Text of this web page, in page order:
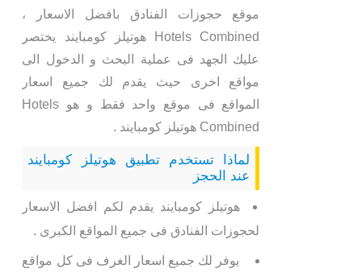
موقع حجوزات الفنادق بافضل الاسعار ،
Hotels Combined هوتيلز كومبايند يختصر
عليك الجهد فى عملية البحث و الدخول الى
مواقع اخرى حيث يقدم لك جميع اسعار
المواقع فى موقع واحد فقط و هو Hotels
Combined هوتيلز كومبايند .
لماذا تستخدم تطبيق هوتيلز كومبايند
عند الحجز
هوتيلز كومبايند يقدم لكم افضل الاسعار
لحجوزات الفنادق فى جميع المواقع الكبرى .
يوفر لك جميع اسعار الغرف فى كل مواقع